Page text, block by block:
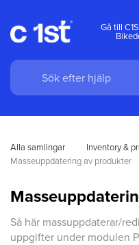
Gå till
Alla samlingar Inventory &
Masseuppdatering av produkter
Så här massuppdaterar/
uppgifter under modulen